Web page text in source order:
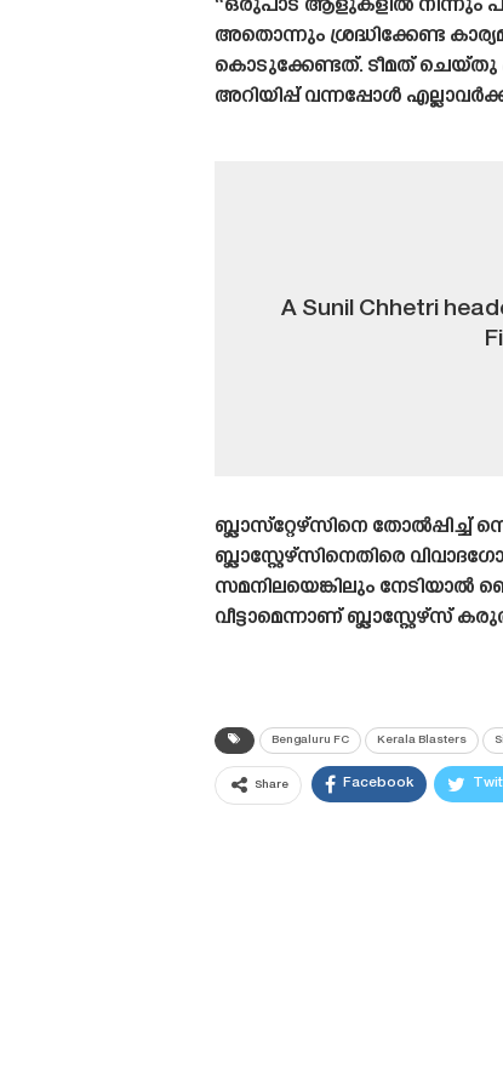
“ഒരുപാട് ആളുകളിൽ നിന്നും
അതൊന്നും ശ്രദ്ധിക്കേണ്ട
കൊടുക്കേണ്ടത്. ടീമത് ചെയ്‌തു
അറിയിപ്പ് വന്നപ്പോൾ
A Sunil Chhetri
ബ്ലാസ്‌റ്റേഴ്‌സിനെ തോൽപ്പിച്ച്
ബ്ലാസ്റ്റേഴ്‌സിനെതിരെ
സമനിലയെങ്കിലും
വീട്ടാമെന്നാണ് ബ്ലാസ്റ്റേഴ്‌സ്
Bengaluru FC Kerala Blasters
Share Facebook